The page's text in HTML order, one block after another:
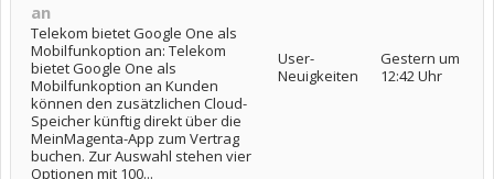
an
Telekom bietet Google One als
Mobilfunkoption an: Telekom
bietet Google One als
Mobilfunkoption an Kunden
können den zusätzlichen Cloud-
Speicher künftig direkt über die
MeinMagenta-App zum Vertrag
buchen. Zur Auswahl stehen vier
Optionen mit 100...
User-
Neuigkeiten
Gestern um
12:42 Uhr